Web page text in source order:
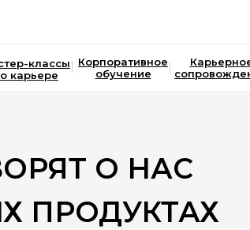
Корпоративное
обучение
классы
карьере
О НАС
ПРОДУКТАХ